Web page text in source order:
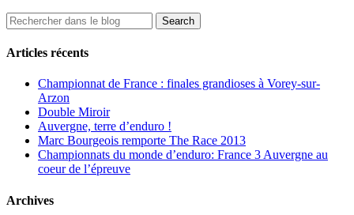
Articles récents
Championnat de France : finales grandioses à Vorey-sur-
Arzon
Double Miroir
Auvergne, terre d’enduro !
Marc Bourgeois remporte The Race 2013
Championnats du monde d’enduro: France 3 Auvergne au
coeur de l’épreuve
Archives